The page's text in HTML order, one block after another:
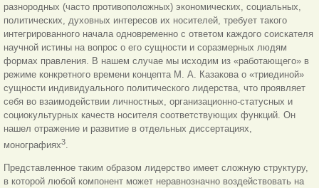
разнородных (часто противоположных) экономических, социальных,
политических, духовных интересов их носителей, требует такого
интегрированного начала одновременно с ответом каждого соискателя
научной истины на вопрос о его сущности и соразмерных людям
формах правления. В нашем случае мы исходим из «работающего» в
режиме конкретного времени концепта М. А. Казакова о «триединой»
сущности индивидуального политического лидерства, что проявляет
себя во взаимодействии личностных, организационно-статусных и
социокультурных качеств носителя соответствующих функций. Он
нашел отражение и развитие в отдельных диссертациях,
монографиях3.
Представленное таким образом лидерство имеет сложную структуру,
в которой любой компонент может неравнозначно воздействовать на